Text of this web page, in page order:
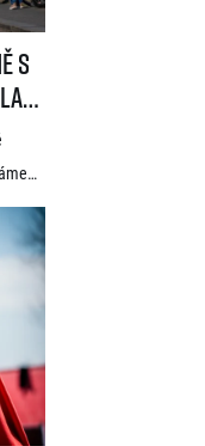
s
také
a Can-Am měníme